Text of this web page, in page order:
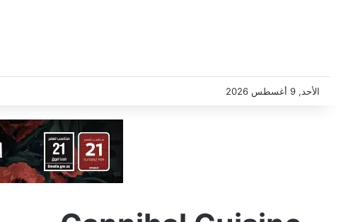
الأحد, 9 أغسطس 2026